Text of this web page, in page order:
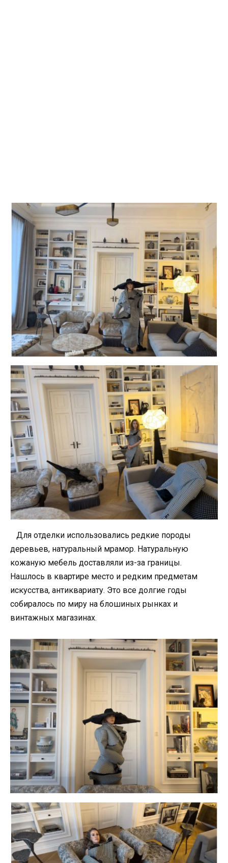
Для отделки использовались редкие породы
деревьев, натуральный мрамор. Натуральную
кожаную мебель доставляли из-за границы.
Нашлось в квартире место и редким предметам
искусства, антиквариату. Это все долгие годы
собиралось по миру на блошиных рынках и
винтажных магазинах.